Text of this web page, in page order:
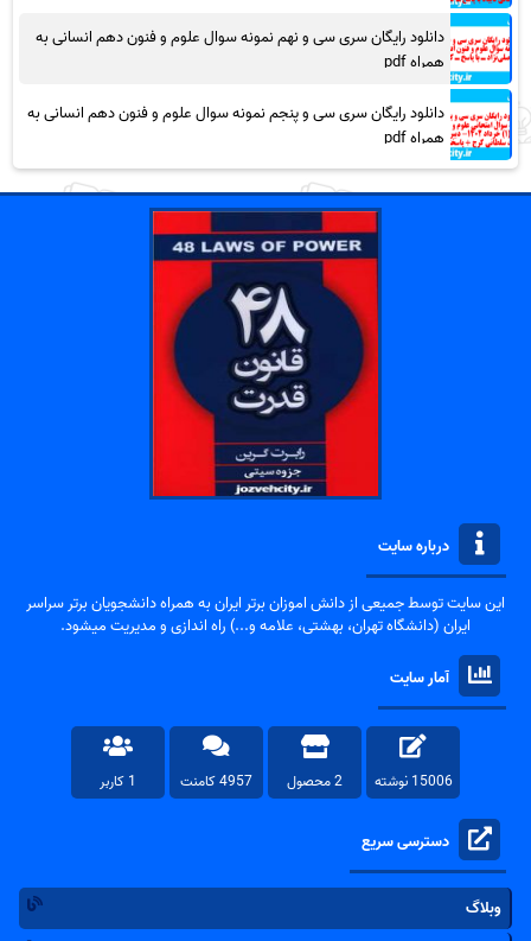
دانلود رایگان سری سی و نهم نمونه سوال علوم و فنون دهم انسانی به
همراه pdf
دانلود رایگان سری سی و پنجم نمونه سوال علوم و فنون دهم انسانی به
همراه pdf
درباره سایت
این سایت توسط جمیعی از دانش اموزان برتر ایران به همراه دانشجویان برتر سراسر
ایران (دانشگاه تهران، بهشتی، علامه و...) راه اندازی و مدیریت میشود.
آمار سایت
15006 نوشته 2 محصول 4957 کامنت 1 کاربر
دسترسی سریع
وبلاگ